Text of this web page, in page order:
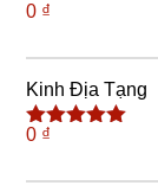
Được xếp
sao
0 ₫
Kinh Địa Tạng
Được xếp
sao
0 ₫